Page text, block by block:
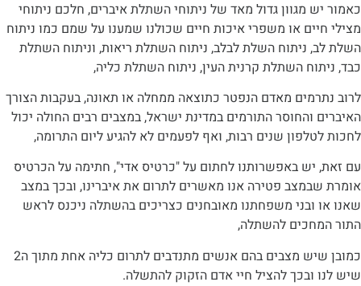
מגוון גדול מאד של ניתוחי השתלת איברים, חלכם ניתוחי
או משפרי איכות חיים שכולנו שמענו על שמם כמו ניתוח
ניתוח השלת לבלב, ניתוח השתלת ריאות, וניתוח השתלת
השתלת קרנית העין, ניתוח השתלת כליה,
מאדם הנפטר כתוצאה ממחלה או תאונה, בעקבות הצורך
והחוסר התורמים במדינת ישראל, במצבים רבים החולה יכול
שנים רבות, ואף לפעמים לא להגיע ליום התרומה,
באפשרותנו לחתום על "כרטיס אדי", חתימה על הכרטיס
פטירה אנו מאשרים לתרום את איברינו, ובכך במצב
ובני משפחתנו מאובחנים כצריכים בהשתלה ניכנס לראש
להשתלה,
כמובן שיש מצבים בהם אנשים מתנדבים לתרום כליה אחת מתוך ה2
ובכך להציל חיי אדם הזקוק להתשלה.